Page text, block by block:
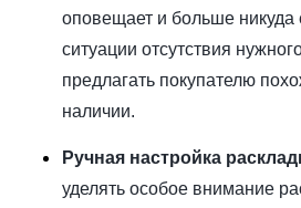
оповещает и больше никуда
ситуации отсутствия
предлагать покупателю
наличии.
Ручная настройка
уделять особое внимание